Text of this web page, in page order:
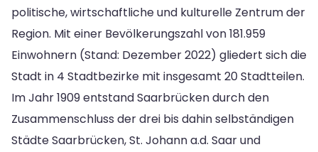
politische, wirtschaftliche und kulturelle Zentrum der
Region. Mit einer Bevölkerungszahl von 181.959
Einwohnern (Stand: Dezember 2022) gliedert sich die
Stadt in 4 Stadtbezirke mit insgesamt 20 Stadtteilen.
Im Jahr 1909 entstand Saarbrücken durch den
Zusammenschluss der drei bis dahin selbständigen
Städte Saarbrücken, St. Johann a.d. Saar und